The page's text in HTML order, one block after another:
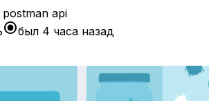
postman api
radio_button_checkedбыл 4 часа назад